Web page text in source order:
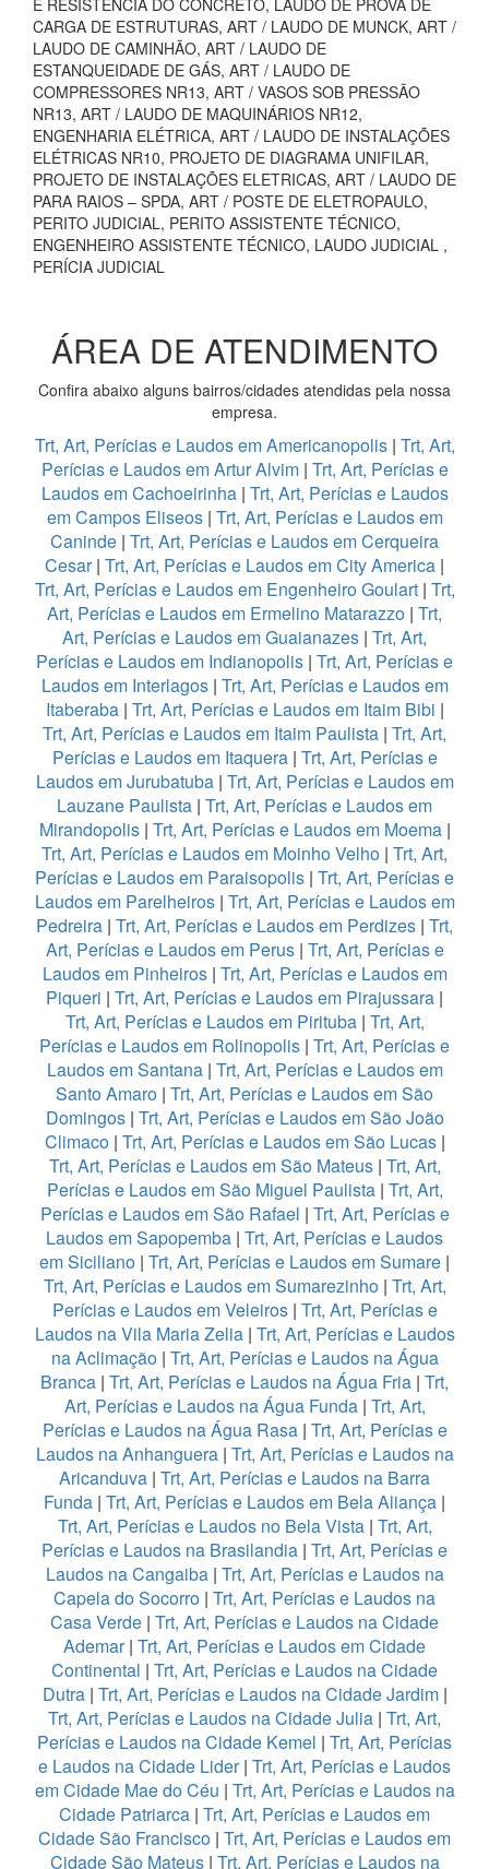
E RESISTÊNCIA DO CONCRETO, LAUDO DE PROVA DE
CARGA DE ESTRUTURAS, ART / LAUDO DE MUNCK, ART /
LAUDO DE CAMINHÃO, ART / LAUDO DE
ESTANQUEIDADE DE GÁS, ART / LAUDO DE
COMPRESSORES NR13, ART / VASOS SOB PRESSÃO
NR13, ART / LAUDO DE MAQUINÁRIOS NR12,
ENGENHARIA ELÉTRICA, ART / LAUDO DE INSTALAÇÕES
ELÉTRICAS NR10, PROJETO DE DIAGRAMA UNIFILAR,
PROJETO DE INSTALAÇÕES ELETRICAS, ART / LAUDO DE
PARA RAIOS – SPDA, ART / POSTE DE ELETROPAULO,
PERITO JUDICIAL, PERITO ASSISTENTE TÉCNICO,
ENGENHEIRO ASSISTENTE TÉCNICO, LAUDO JUDICIAL ,
PERÍCIA JUDICIAL
ÁREA DE ATENDIMENTO
Confira abaixo alguns bairros/cidades atendidas pela nossa
empresa.
Trt, Art, Perícias e Laudos em Americanopolis | Trt, Art,
Perícias e Laudos em Artur Alvim | Trt, Art, Perícias e
Laudos em Cachoeirinha| Trt, Art, Perícias e Laudos
em Campos Eliseos | Trt, Art, Perícias e Laudos em
Caninde | Trt, Art, Perícias e Laudos em Cerqueira
Cesar| Trt, Art, Perícias e Laudos em City America |
Trt, Art, Perícias e Laudos em Engenheiro Goulart | Trt,
Art, Perícias e Laudos em Ermelino Matarazzo | Trt,
Art, Perícias e Laudos em Guaianazes | Trt, Art,
Perícias e Laudos em Indianopolis | Trt, Art, Perícias e
Laudos em Interlagos| Trt, Art, Perícias e Laudos em
Itaberaba| Trt, Art, Perícias e Laudos em Itaim Bibi |
Trt, Art, Perícias e Laudos em Itaim Paulista | Trt, Art,
Perícias e Laudos em Itaquera| Trt, Art, Perícias e
Laudos em Jurubatuba| Trt, Art, Perícias e Laudos em
Lauzane Paulista | Trt, Art, Perícias e Laudos em
Mirandopolis| Trt, Art, Perícias e Laudos em Moema|
Trt, Art, Perícias e Laudos em Moinho Velho | Trt, Art,
Perícias e Laudos em Paraisopolis | Trt, Art, Perícias e
Laudos em Parelheiros| Trt, Art, Perícias e Laudos em
Pedreira | Trt, Art, Perícias e Laudos em Perdizes | Trt,
Art, Perícias e Laudos em Perus| Trt, Art, Perícias e
Laudos em Pinheiros| Trt, Art, Perícias e Laudos em
Piqueri | Trt, Art, Perícias e Laudos em Pirajussara |
Trt, Art, Perícias e Laudos em Pirituba| Trt, Art,
Perícias e Laudos em Rolinopolis | Trt, Art, Perícias e
Laudos em Santana| Trt, Art, Perícias e Laudos em
Santo Amaro | Trt, Art, Perícias e Laudos em São
Domingos| Trt, Art, Perícias e Laudos em São João
Climaco| Trt, Art, Perícias e Laudos em São Lucas|
Trt, Art, Perícias e Laudos em São Mateus | Trt, Art,
Perícias e Laudos em São Miguel Paulista| Trt, Art,
Perícias e Laudos em São Rafael | Trt, Art, Perícias e
Laudos em Sapopemba | Trt, Art, Perícias e Laudos
em Siciliano | Trt, Art, Perícias e Laudos em Sumare |
Trt, Art, Perícias e Laudos em Sumarezinho| Trt, Art,
Perícias e Laudos em Veleiros| Trt, Art, Perícias e
Laudos na Vila Maria Zelia| Trt, Art, Perícias e Laudos
na Aclimação| Trt, Art, Perícias e Laudos na Água
Branca | Trt, Art, Perícias e Laudos na Água Fria | Trt,
Art, Perícias e Laudos na Água Funda| Trt, Art,
Perícias e Laudos na Água Rasa | Trt, Art, Perícias e
Laudos na Anhanguera| Trt, Art, Perícias e Laudos na
Aricanduva | Trt, Art, Perícias e Laudos na Barra
Funda | Trt, Art, Perícias e Laudos em Bela Aliança |
Trt, Art, Perícias e Laudos no Bela Vista| Trt, Art,
Perícias e Laudos na Brasilandia | Trt, Art, Perícias e
Laudos na Cangaiba| Trt, Art, Perícias e Laudos na
Capela do Socorro | Trt, Art, Perícias e Laudos na
Casa Verde | Trt, Art, Perícias e Laudos na Cidade
Ademar| Trt, Art, Perícias e Laudos em Cidade
Continental | Trt, Art, Perícias e Laudos na Cidade
Dutra | Trt, Art, Perícias e Laudos na Cidade Jardim|
Trt, Art, Perícias e Laudos na Cidade Julia | Trt, Art,
Perícias e Laudos na Cidade Kemel | Trt, Art, Perícias
e Laudos na Cidade Lider| Trt, Art, Perícias e Laudos
em Cidade Mae do Céu | Trt, Art, Perícias e Laudos na
Cidade Patriarca | Trt, Art, Perícias e Laudos em
Cidade São Francisco | Trt, Art, Perícias e Laudos em
Cidade São Mateus| Trt, Art, Perícias e Laudos na